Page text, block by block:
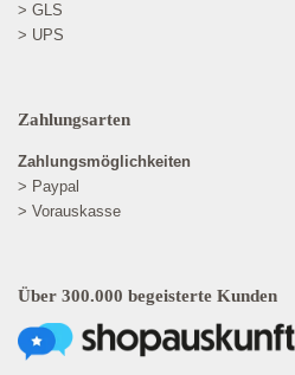
> GLS
> UPS
Zahlungsarten
Zahlungsmöglichkeiten
> Paypal
> Vorauskasse
Über 300.000 begeisterte Kunden